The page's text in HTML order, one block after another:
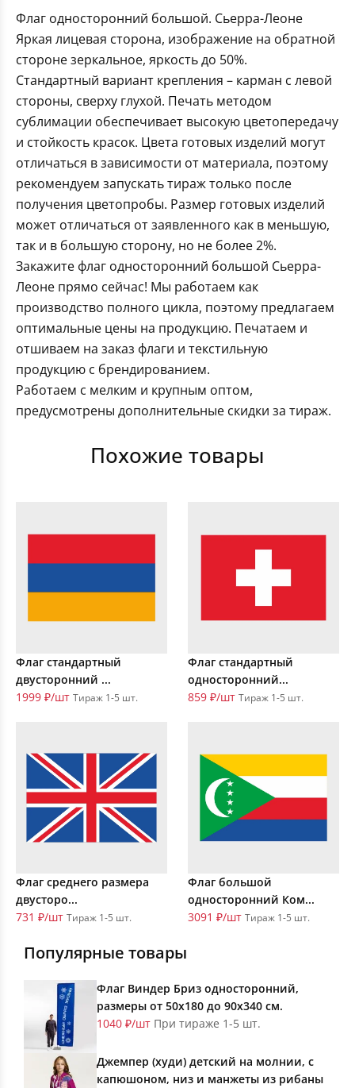
Флаг односторонний большой. Сьерра-Леоне
Яркая лицевая сторона, изображение на обратной
стороне зеркальное, яркость до 50%.
Стандартный вариант крепления – карман с левой
стороны, сверху глухой. Печать методом
сублимации обеспечивает высокую цветопередачу
и стойкость красок. Цвета готовых изделий могут
отличаться в зависимости от материала, поэтому
рекомендуем запускать тираж только после
получения цветопробы. Размер готовых изделий
может отличаться от заявленного как в меньшую,
так и в большую сторону, но не более 2%.
Закажите флаг односторонний большой Сьерра-
Леоне прямо сейчас! Мы работаем как
производство полного цикла, поэтому предлагаем
оптимальные цены на продукцию. Печатаем и
отшиваем на заказ флаги и текстильную
продукцию с брендированием.
Работаем с мелким и крупным оптом,
предусмотрены дополнительные скидки за тираж.
Похожие товары
Флаг стандартный
двусторонний ...
1999 ₽/шт Тираж 1-5 шт.
Флаг стандартный
односторонний...
859 ₽/шт Тираж 1-5 шт.
Флаг среднего размера
двусторо...
731 ₽/шт Тираж 1-5 шт.
Флаг большой
односторонний Ком...
3091 ₽/шт Тираж 1-5 шт.
Популярные товары
Флаг Виндер Бриз односторонний,
размеры от 50х180 до 90х340 см.
1040 ₽/шт При тираже 1-5 шт.
Джемпер (худи) детский на молнии, с
капюшоном, низ и манжеты из рибаны